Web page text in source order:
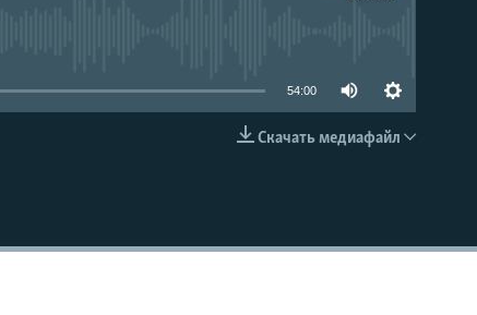
EMBED
54:00
Скачать медиафайл